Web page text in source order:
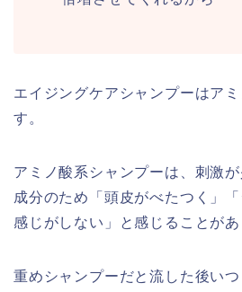
エイジングケアシャンプーはア
す。
アミノ酸系シャンプーは、刺激
成分のため「頭皮がべたつく」
感じがしない」と感じることがあ
重めシャンプーだと流した後い